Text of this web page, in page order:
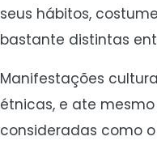
seus hábitos,
bastante distintas
Manifestações
étnicas, e ate
consideradas como